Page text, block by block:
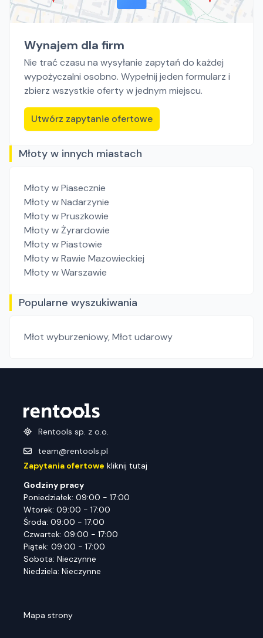
Wynajem dla firm
Nie trać czasu na wysyłanie zapytań do każdej
wypożyczalni osobno. Wypełnij jeden formularz i
zbierz wszystkie oferty w jednym miejscu.
Utwórz zapytanie ofertowe
Młoty w innych miastach
Młotyw Piasecznie
Młotyw Nadarzynie
Młotyw Pruszkowie
Młotyw Żyrardowie
Młotyw Piastowie
Młotyw Rawie Mazowieckiej
Młotyw Warszawie
Popularne wyszukiwania
Młot wyburzeniowy,Młot udarowy
Rentools sp. z o.o.
team@rentools.pl
Zapytania ofertowe kliknij tutaj
Godziny pracy
Poniedziałek: 09:00 - 17:00
Wtorek: 09:00 - 17:00
Środa: 09:00 - 17:00
Czwartek: 09:00 - 17:00
Piątek: 09:00 - 17:00
Sobota: Nieczynne
Niedziela: Nieczynne
Mapa strony